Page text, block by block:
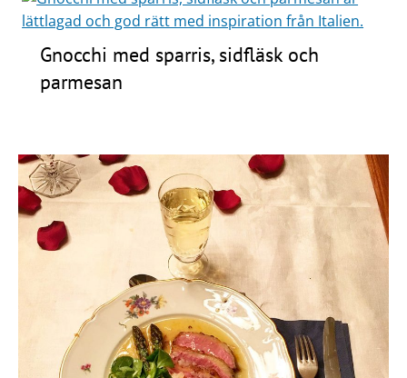
Gnocchi med sparris, sidfläsk och
parmesan